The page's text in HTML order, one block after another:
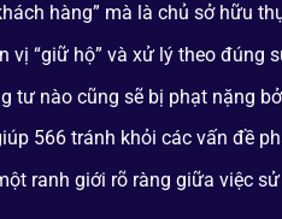
hàng” mà là chủ sở hữu
vị “giữ hộ” và xử lý theo đúng
tư nào cũng sẽ bị phạt nặng
566 tránh khỏi các vấn đề
ranh giới rõ ràng giữa việc